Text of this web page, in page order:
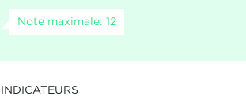
Note maximale: 12
INDICATEURS